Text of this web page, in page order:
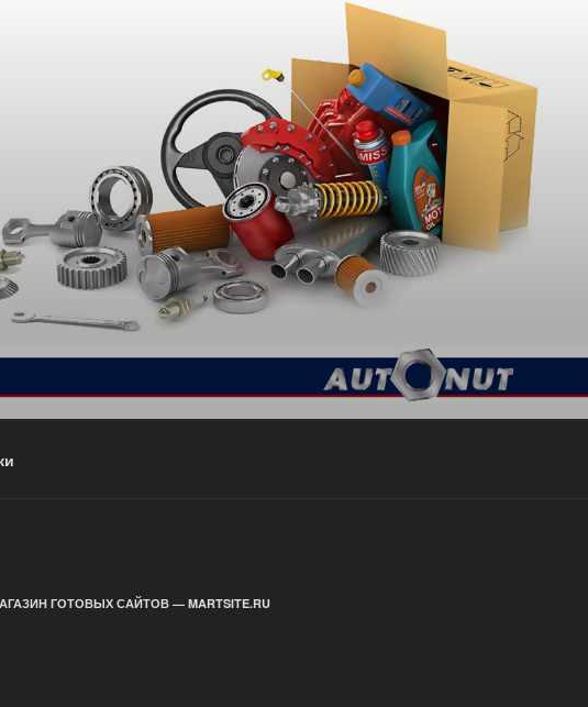
ГОТОВЫХ САЙТОВ — MARTSITE.RU